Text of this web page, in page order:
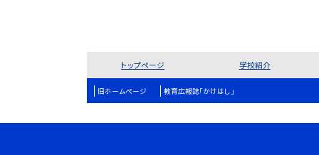
トップページ 学校紹介
旧ホームページ 教育広報誌「かけはし」